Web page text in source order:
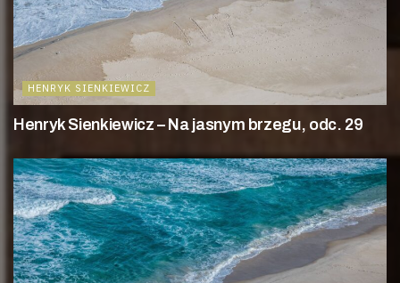
HENRYK SIENKIEWICZ
Henryk Sienkiewicz – Na jasnym brzegu, odc. 29